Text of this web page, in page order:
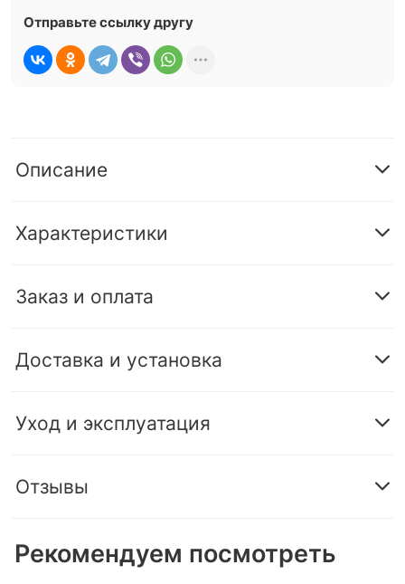
Отправьте ссылку другу
Описание
Характеристики
Заказ и оплата
Доставка и установка
Уход и эксплуатация
Отзывы
Рекомендуем посмотреть